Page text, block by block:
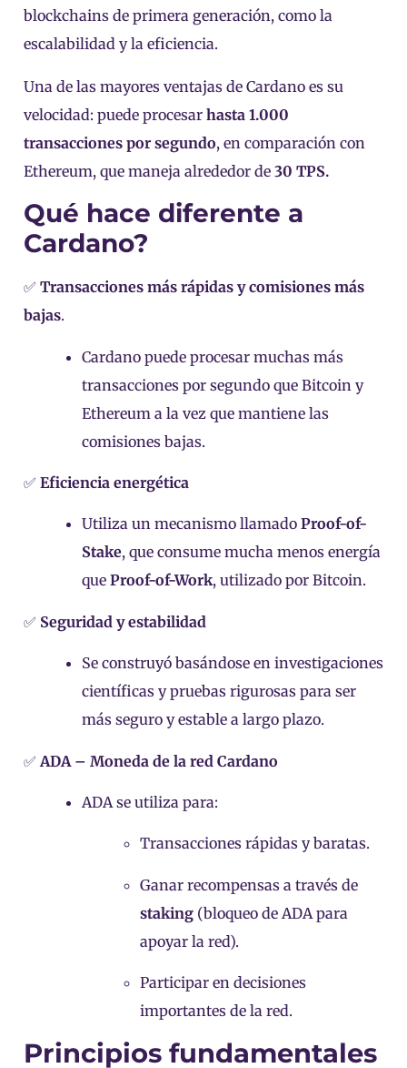
blockchains de primera generación, como la
escalabilidad y la eficiencia.
Una de las mayores ventajas de Cardano es su
velocidad: puede procesar hasta 1.000
transacciones por segundo, en comparación con
Ethereum, que maneja alrededor de 30 TPS.
Qué hace diferente a
Cardano?
✅ Transacciones más rápidas y comisiones más
bajas.
Cardano puede procesar muchas más
transacciones por segundo que Bitcoin y
Ethereum a la vez que mantiene las
comisiones bajas.
✅ Eficiencia energética
Utiliza un mecanismo llamado Proof-of-
Stake, que consume mucha menos energía
que Proof-of-Work, utilizado por Bitcoin.
✅ Seguridad y estabilidad
Se construyó basándose en investigaciones
científicas y pruebas rigurosas para ser
más seguro y estable a largo plazo.
✅ ADA – Moneda de la red Cardano
ADA se utiliza para:
Transacciones rápidas y baratas.
Ganar recompensas a través de
staking (bloqueo de ADA para
apoyar la red).
Participar en decisiones
importantes de la red.
Principios fundamentales